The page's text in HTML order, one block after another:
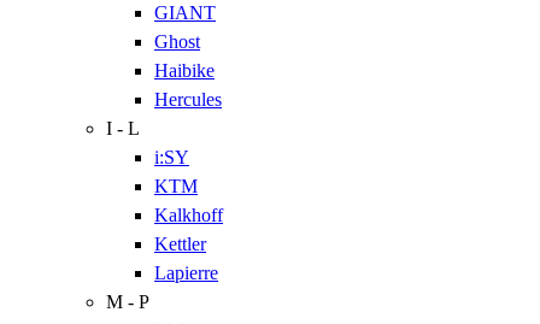
GIANT
Ghost
Haibike
Hercules
I - L
i:SY
KTM
Kalkhoff
Kettler
Lapierre
M - P